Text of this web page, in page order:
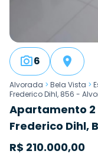
6
Alvorada > Bela Vista >
Frederico Dihl, 856 -
Apartamento 2
Frederico Dihl,
R$ 210.000,00